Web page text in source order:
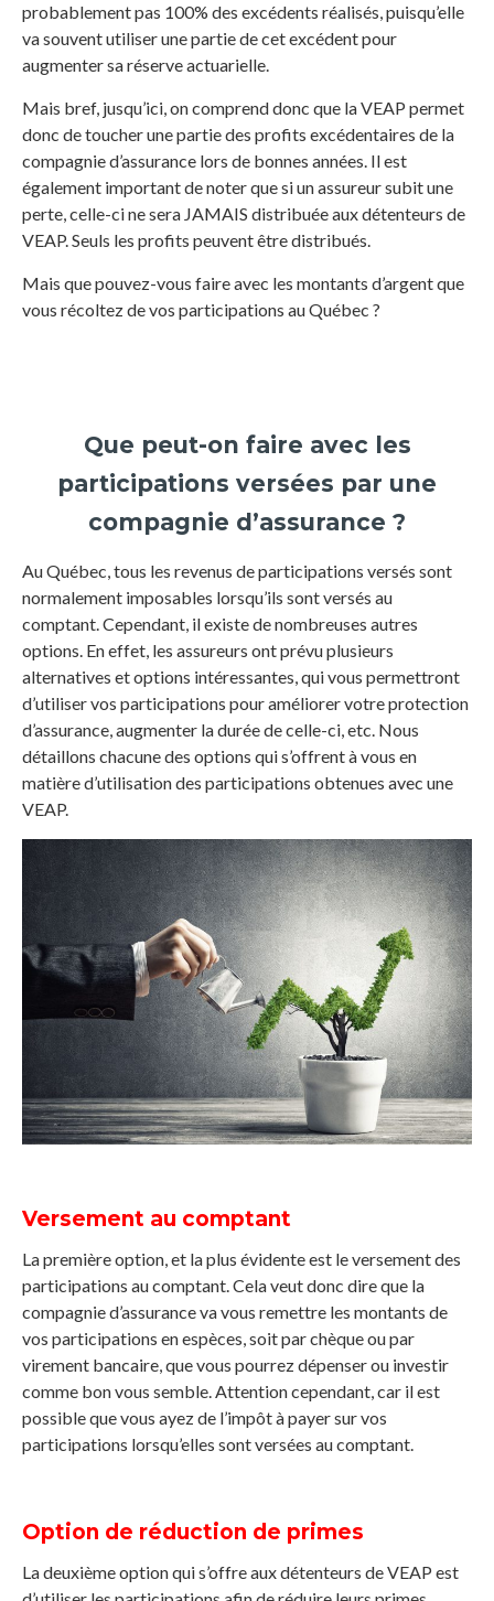
probablement pas 100% des excédents réalisés, puisqu’elle
va souvent utiliser une partie de cet excédent pour
augmenter sa réserve actuarielle.
Mais bref, jusqu’ici, on comprend donc que la VEAP permet
donc de toucher une partie des profits excédentaires de la
compagnie d’assurance lors de bonnes années. Il est
également important de noter que si un assureur subit une
perte, celle-ci ne sera JAMAIS distribuée aux détenteurs de
VEAP. Seuls les profits peuvent être distribués.
Mais que pouvez-vous faire avec les montants d’argent que
vous récoltez de vos participations au Québec ?
Que peut-on faire avec les
participations versées par une
compagnie d’assurance ?
Au Québec, tous les revenus de participations versés sont
normalement imposables lorsqu’ils sont versés au
comptant. Cependant, il existe de nombreuses autres
options. En effet, les assureurs ont prévu plusieurs
alternatives et options intéressantes, qui vous permettront
d’utiliser vos participations pour améliorer votre protection
d’assurance, augmenter la durée de celle-ci, etc. Nous
détaillons chacune des options qui s’offrent à vous en
matière d’utilisation des participations obtenues avec une
VEAP.
Versement au comptant
La première option, et la plus évidente est le versement des
participations au comptant. Cela veut donc dire que la
compagnie d’assurance va vous remettre les montants de
vos participations en espèces, soit par chèque ou par
virement bancaire, que vous pourrez dépenser ou investir
comme bon vous semble. Attention cependant, car il est
possible que vous ayez de l’impôt à payer sur vos
participations lorsqu’elles sont versées au comptant.
Option de réduction de primes
La deuxième option qui s’offre aux détenteurs de VEAP est